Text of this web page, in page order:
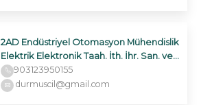
2AD Endüstriyel Otomasyon Mühendislik
Elektrik Elektronik Taah. İth. İhr. San. ve
Tic. Ltd. Şti.
903123950155
durmuscil@gmail.com